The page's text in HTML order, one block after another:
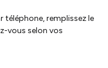
remplissez le
vous selon vos